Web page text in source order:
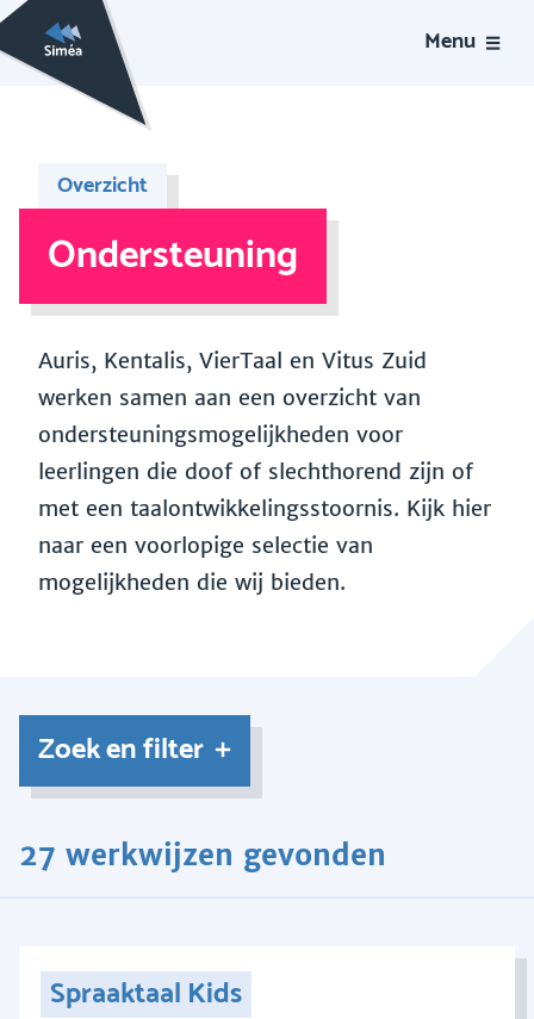
Menu
Overzicht
Ondersteuning
Auris, Kentalis, VierTaal en Vitus Zuid
werken samen aan een overzicht van
ondersteuningsmogelijkheden voor
leerlingen die doof of slechthorend zijn of
met een taalontwikkelingsstoornis. Kijk hier
naar een voorlopige selectie van
mogelijkheden die wij bieden.
Zoek en filter
27 werkwijzen gevonden
Spraaktaal Kids